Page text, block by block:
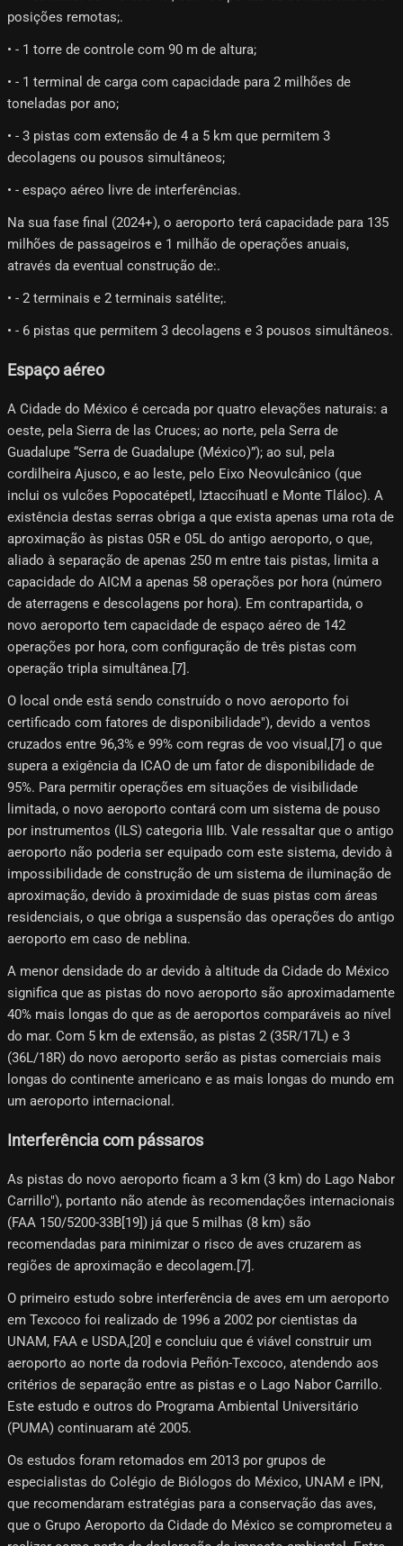
posições remotas;.
• - 1 torre de controle com 90 m de altura;
• - 1 terminal de carga com capacidade para 2 milhões de
toneladas por ano;
• - 3 pistas com extensão de 4 a 5 km que permitem 3
decolagens ou pousos simultâneos;
• - espaço aéreo livre de interferências.
Na sua fase final (2024+), o aeroporto terá capacidade para 135
milhões de passageiros e 1 milhão de operações anuais,
através da eventual construção de:.
• - 2 terminais e 2 terminais satélite;.
• - 6 pistas que permitem 3 decolagens e 3 pousos simultâneos.
Espaço aéreo
A Cidade do México é cercada por quatro elevações naturais: a
oeste, pela Sierra de las Cruces; ao norte, pela Serra de
Guadalupe “Serra de Guadalupe (México)”); ao sul, pela
cordilheira Ajusco, e ao leste, pelo Eixo Neovulcânico (que
inclui os vulcões Popocatépetl, Iztaccíhuatl e Monte Tláloc). A
existência destas serras obriga a que exista apenas uma rota de
aproximação às pistas 05R e 05L do antigo aeroporto, o que,
aliado à separação de apenas 250 m entre tais pistas, limita a
capacidade do AICM a apenas 58 operações por hora (número
de aterragens e descolagens por hora). Em contrapartida, o
novo aeroporto tem capacidade de espaço aéreo de 142
operações por hora, com configuração de três pistas com
operação tripla simultânea.[7]​.
O local onde está sendo construído o novo aeroporto foi
certificado com fatores de disponibilidade"), devido a ventos
cruzados entre 96,3% e 99% com regras de voo visual,[7]​ o que
supera a exigência da ICAO de um fator de disponibilidade de
95%. Para permitir operações em situações de visibilidade
limitada, o novo aeroporto contará com um sistema de pouso
por instrumentos (ILS) categoria IIIb. Vale ressaltar que o antigo
aeroporto não poderia ser equipado com este sistema, devido à
impossibilidade de construção de um sistema de iluminação de
aproximação, devido à proximidade de suas pistas com áreas
residenciais, o que obriga a suspensão das operações do antigo
aeroporto em caso de neblina.
A menor densidade do ar devido à altitude da Cidade do México
significa que as pistas do novo aeroporto são aproximadamente
40% mais longas do que as de aeroportos comparáveis ​​ao nível
do mar. Com 5 km de extensão, as pistas 2 (35R/17L) e 3
(36L/18R) do novo aeroporto serão as pistas comerciais mais
longas do continente americano e as mais longas do mundo em
um aeroporto internacional.
Interferência com pássaros
As pistas do novo aeroporto ficam a 3 km (3 km) do Lago Nabor
Carrillo"), portanto não atende às recomendações internacionais
(FAA 150/5200-33B[19]​) já que 5 milhas (8 km) são
recomendadas para minimizar o risco de aves cruzarem as
regiões de aproximação e decolagem.[7]​.
O primeiro estudo sobre interferência de aves em um aeroporto
em Texcoco foi realizado de 1996 a 2002 por cientistas da
UNAM, FAA e USDA,[20] e concluiu que é viável construir um
aeroporto ao norte da rodovia Peñón-Texcoco, atendendo aos
critérios de separação entre as pistas e o Lago Nabor Carrillo.
Este estudo e outros do Programa Ambiental Universitário
(PUMA) continuaram até 2005.
Os estudos foram retomados em 2013 por grupos de
especialistas do Colégio de Biólogos do México, UNAM e IPN,
que recomendaram estratégias para a conservação das aves,
que o Grupo Aeroporto da Cidade do México se comprometeu a